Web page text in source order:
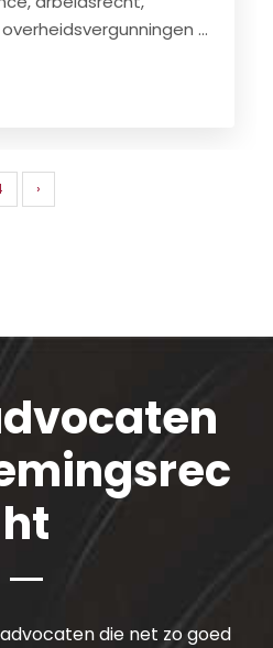
...
›
ht
die net zo goed